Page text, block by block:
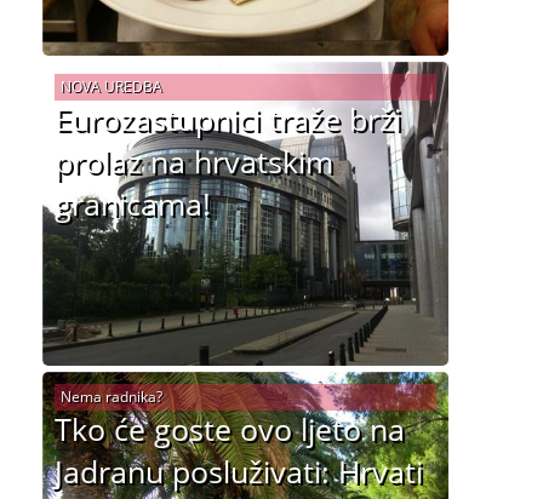
Eurozastupnici traže brži
prolaz na hrvatskim
granicama!
NOVA UREDBA
Tko će goste ovo ljeto na
Jadranu posluživati: Hrvati
Nema radnika?